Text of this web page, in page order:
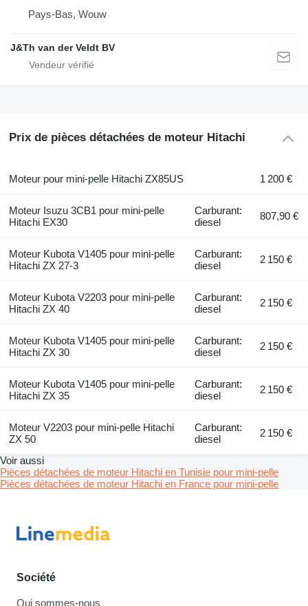
Pays-Bas, Wouw
J&Th van der Veldt BV
Prix de pièces détachées de moteur Hitachi
Moteur pour mini-pelle Hitachi ZX85US 1 200 €
Moteur Isuzu 3CB1 pour mini-pelle
Hitachi EX30
Carburant:
diesel
807,90 €
Moteur Kubota V1405 pour mini-pelle
Hitachi ZX 27-3
Carburant:
diesel
2 150 €
Moteur Kubota V2203 pour mini-pelle
Hitachi ZX 40
Carburant:
diesel
2 150 €
Moteur Kubota V1405 pour mini-pelle
Hitachi ZX 30
Carburant:
diesel
2 150 €
Moteur Kubota V1405 pour mini-pelle
Hitachi ZX 35
Carburant:
diesel
2 150 €
Moteur V2203 pour mini-pelle Hitachi
ZX 50
Carburant:
diesel
2 150 €
Voir aussi
Pièces détachées de moteur Hitachi en Tunisie pour mini-pelle
Pièces détachées de moteur Hitachi en France pour mini-pelle
Société
Qui sommes-nous